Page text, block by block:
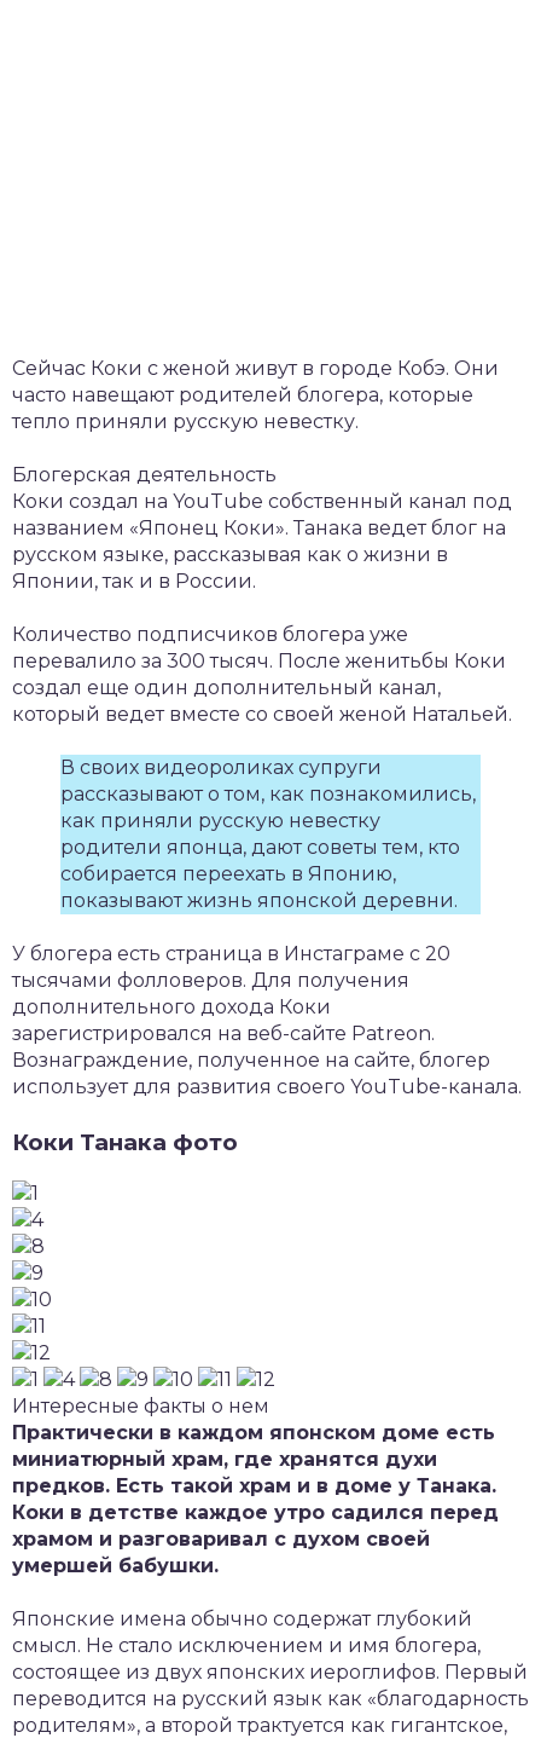
Сейчас Коки с женой живут в городе Кобэ. Они
часто навещают родителей блогера, которые
тепло приняли русскую невестку.
Блогерская деятельность
Коки создал на YouTube собственный канал под
названием «Японец Коки». Танака ведет блог на
русском языке, рассказывая как о жизни в
Японии, так и в России.
Количество подписчиков блогера уже
перевалило за 300 тысяч. После женитьбы Коки
создал еще один дополнительный канал,
который ведет вместе со своей женой Натальей.
В своих видеороликах супруги
рассказывают о том, как познакомились,
как приняли русскую невестку
родители японца, дают советы тем, кто
собирается переехать в Японию,
показывают жизнь японской деревни.
У блогера есть страница в Инстаграме с 20
тысячами фолловеров. Для получения
дополнительного дохода Коки
зарегистрировался на веб-сайте Patreon.
Вознаграждение, полученное на сайте, блогер
использует для развития своего YouTube-канала.
Коки Танака фото
Интересные факты о нем
Практически в каждом японском доме есть
миниатюрный храм, где хранятся духи
предков. Есть такой храм и в доме у Танака.
Коки в детстве каждое утро садился перед
храмом и разговаривал с духом своей
умершей бабушки.
Японские имена обычно содержат глубокий
смысл. Не стало исключением и имя блогера,
состоящее из двух японских иероглифов. Первый
переводится на русский язык как «благодарность
родителям», а второй трактуется как гигантское,